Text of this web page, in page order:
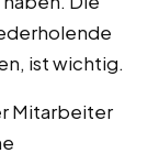
ist wichtig.
Mitarbeiter